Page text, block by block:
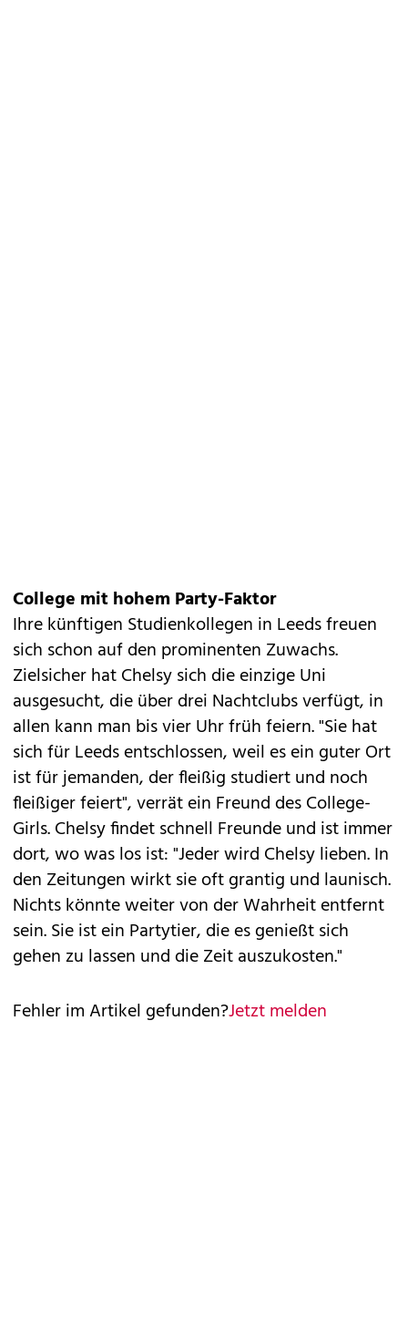
College mit hohem Party-Faktor
Ihre künftigen Studienkollegen in Leeds freuen
sich schon auf den prominenten Zuwachs.
Zielsicher hat Chelsy sich die einzige Uni
ausgesucht, die über drei Nachtclubs verfügt, in
allen kann man bis vier Uhr früh feiern. "Sie hat
sich für Leeds entschlossen, weil es ein guter Ort
ist für jemanden, der fleißig studiert und noch
fleißiger feiert", verrät ein Freund des College-
Girls. Chelsy findet schnell Freunde und ist immer
dort, wo was los ist: "Jeder wird Chelsy lieben. In
den Zeitungen wirkt sie oft grantig und launisch.
Nichts könnte weiter von der Wahrheit entfernt
sein. Sie ist ein Partytier, die es genießt sich
gehen zu lassen und die Zeit auszukosten."
Fehler im Artikel gefunden?Jetzt melden